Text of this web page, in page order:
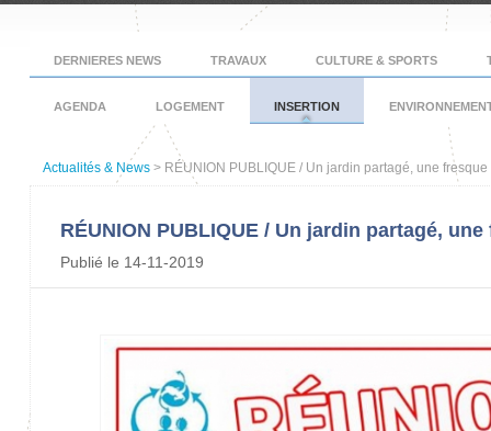
DERNIERES NEWS TRAVAUX CULTURE & SPORTS
AGENDA LOGEMENT INSERTION
Actualités & News > RÉUNION PUBLIQUE / Un jardin partagé, une
RÉUNION PUBLIQUE / Un jardin partagé,
Publié le 14-11-2019